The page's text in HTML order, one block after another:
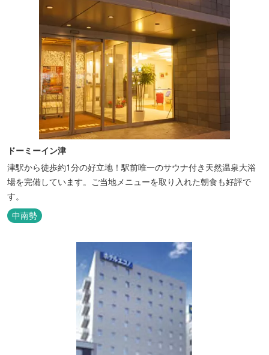
ドーミーイン津
津駅から徒歩約1分の好立地！駅前唯一のサウナ付き天然温泉大浴
場を完備しています。ご当地メニューを取り入れた朝食も好評で
す。
中南勢